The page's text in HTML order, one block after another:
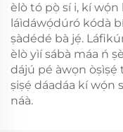
èlò tó pọ̀ sí i, kí
láìdáwọ́dúró kódà
ṣàdédé bà jẹ́.
èlò yìí sábà máa ń
dájú pé àwọn òṣìṣẹ́
ṣiṣẹ́ dáadáa kí wọ́n
náà.